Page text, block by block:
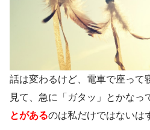
話は変わるけど、電車で座って
見て、急に「ガタッ」とかなっ
とがあるのは私だけではないは